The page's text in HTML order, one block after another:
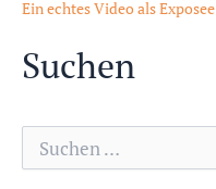
Ein echtes Video als Exposee
Suchen